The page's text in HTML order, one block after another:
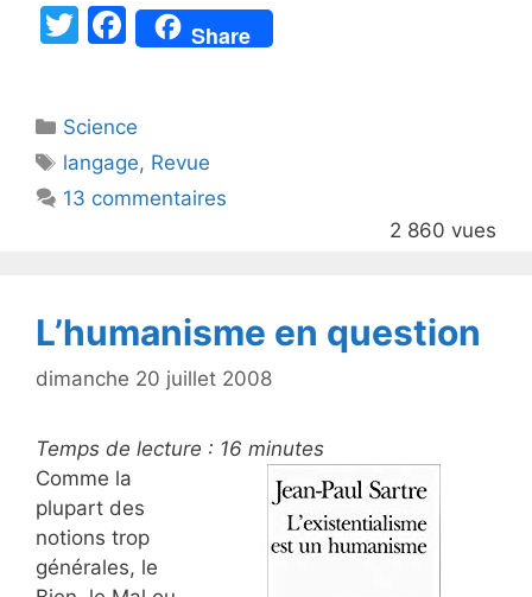
T
er
F
a
e
b
o
Share
Catégories
Science
Étiquettes
langage, Revue
13 commentaires
2 860 vues
L’humanisme en question
dimanche 20 juillet 2008
Temps de lecture : 16 minutes
Comme la
plupart des
notions trop
générales, le